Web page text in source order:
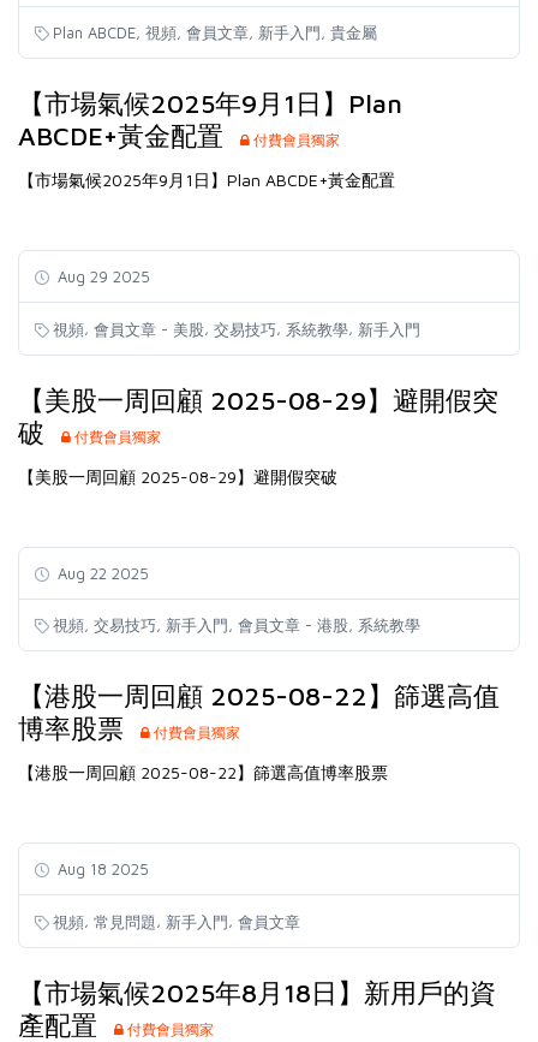
Plan ABCDE 視頻 會員文章 新手入門 貴金屬
【市場氣候2025年9月1日】Plan
ABCDE+黃金配置
付費會員獨家
【市場氣候2025年9月1日】Plan ABCDE+黃金配置
Aug 29 2025
視頻, 會員文章 - 美股, 交易技巧, 系統教學, 新手入門
【美股一周回顧 2025-08-29】避開假突
破
付費會員獨家
【美股一周回顧 2025-08-29】避開假突破
Aug 22 2025
視頻 交易技巧 新手入門 會員文章 - 港股 系統教學
【港股一周回顧 2025-08-22】篩選高值
博率股票
付費會員獨家
【港股一周回顧 2025-08-22】篩選高值博率股票
Aug 18 2025
視頻, 常見問題 , 新手入門, 會員文章
【市場氣候2025年8月18日】新用戶的資
產配置
付費會員獨家